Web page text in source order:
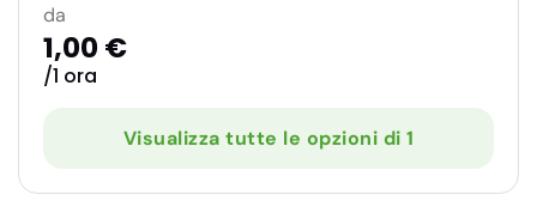
da
1,00 €
/1 ora
Visualizza tutte le opzioni di 1